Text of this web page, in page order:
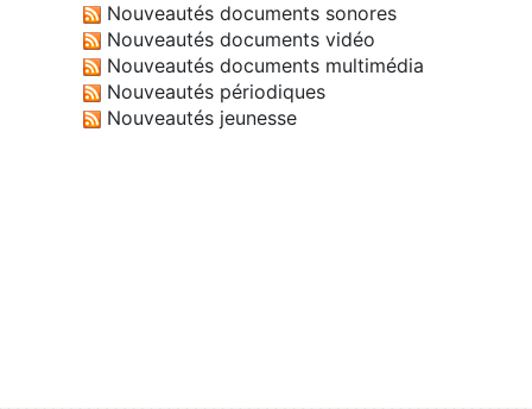
Nouveautés documents sonores
Nouveautés documents vidéo
Nouveautés documents multimédia
Nouveautés périodiques
Nouveautés jeunesse